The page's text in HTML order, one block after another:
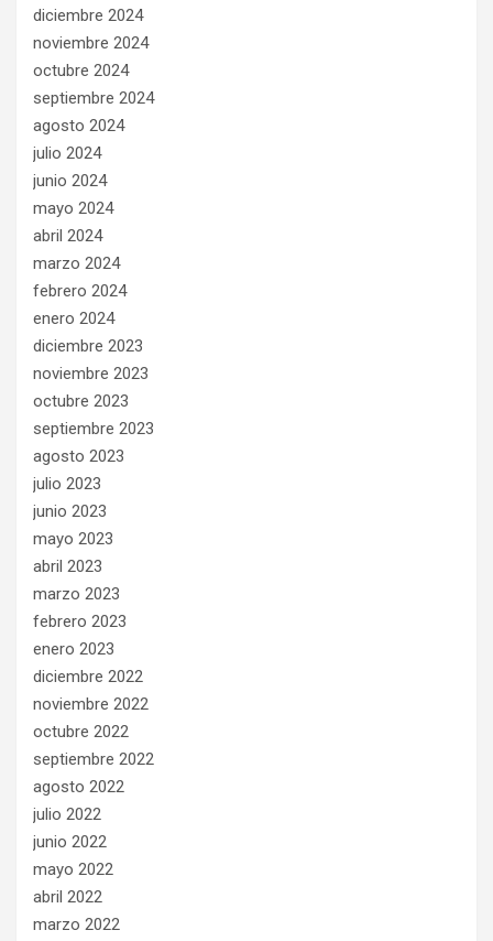
diciembre 2024
noviembre 2024
octubre 2024
septiembre 2024
agosto 2024
julio 2024
junio 2024
mayo 2024
abril 2024
marzo 2024
febrero 2024
enero 2024
diciembre 2023
noviembre 2023
octubre 2023
septiembre 2023
agosto 2023
julio 2023
junio 2023
mayo 2023
abril 2023
marzo 2023
febrero 2023
enero 2023
diciembre 2022
noviembre 2022
octubre 2022
septiembre 2022
agosto 2022
julio 2022
junio 2022
mayo 2022
abril 2022
marzo 2022